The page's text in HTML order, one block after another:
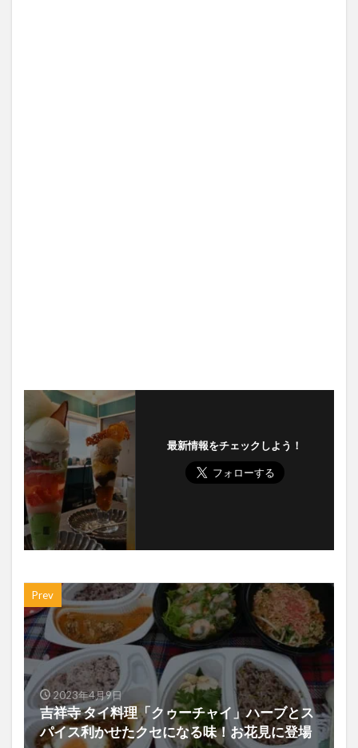
最新情報をチェックしよう！
Prev
2023年4月9日
吉祥寺 タイ料理「クゥーチャイ」ハーブとス
パイス利かせたクセになる味！お花見に登場